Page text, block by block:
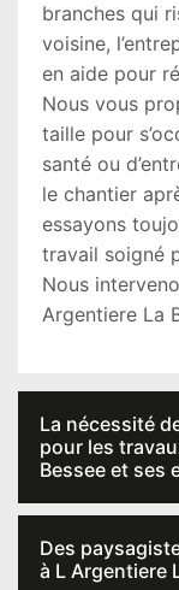
branches qui
voisine,
en aide pour
Nous vous
taille pour
santé ou
le chantier
essayons
travail soigné
Nous
Argentiere La
La nécessité
pour les
Bessee et ses
Des
à L Argentiere